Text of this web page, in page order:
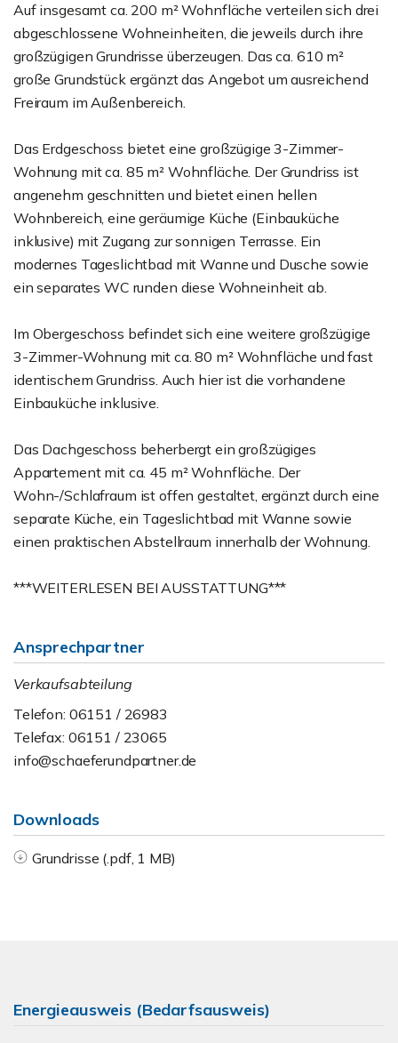
Auf insgesamt ca. 200 m² Wohnfläche verteilen sich drei
abgeschlossene Wohneinheiten, die jeweils durch ihre
großzügigen Grundrisse überzeugen. Das ca. 610 m²
große Grundstück ergänzt das Angebot um ausreichend
Freiraum im Außenbereich.
Das Erdgeschoss bietet eine großzügige 3-Zimmer-
Wohnung mit ca. 85 m² Wohnfläche. Der Grundriss ist
angenehm geschnitten und bietet einen hellen
Wohnbereich, eine geräumige Küche (Einbauküche
inklusive) mit Zugang zur sonnigen Terrasse. Ein
modernes Tageslichtbad mit Wanne und Dusche sowie
ein separates WC runden diese Wohneinheit ab.
Im Obergeschoss befindet sich eine weitere großzügige
3-Zimmer-Wohnung mit ca. 80 m² Wohnfläche und fast
identischem Grundriss. Auch hier ist die vorhandene
Einbauküche inklusive.
Das Dachgeschoss beherbergt ein großzügiges
Appartement mit ca. 45 m² Wohnfläche. Der
Wohn-/Schlafraum ist offen gestaltet, ergänzt durch eine
separate Küche, ein Tageslichtbad mit Wanne sowie
einen praktischen Abstellraum innerhalb der Wohnung.
***WEITERLESEN BEI AUSSTATTUNG***
Ansprechpartner
Verkaufsabteilung
Telefon: 06151 / 26983
Telefax: 06151 / 23065
info@schaeferundpartner.de
Downloads
Grundrisse (.pdf, 1 MB)
Energieausweis (Bedarfsausweis)